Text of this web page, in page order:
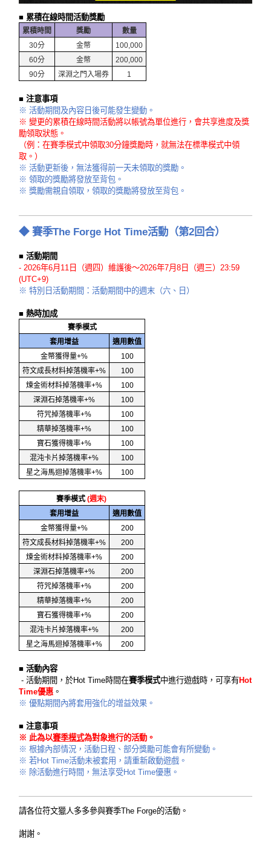
■ 累積在線時間活動獎勵
累積時間 獎勵
數量
30分
金幣
100,000
60分
金幣
200,000
90分
深淵之門入場券 1
■ 注意事項
※ 活動期間及內容日後可能發生變動。
※ 變更的累積在線時間活動將以帳號為單位進行，會共享進度及獎
勵領取狀態。
（例：在賽季模式中領取30分鐘獎勵時，就無法在標準模式中領
取。）
※ 活動更新後，無法獲得前一天未領取的獎勵。
※ 領取的獎勵將發放至背包。
※ 獎勵需親自領取，領取的獎勵將發放至背包。
◆ 賽季The Forge Hot Time活動（第2回合）
■ 活動期間
- 2026年6月11日（週四）維護後～2026年7月8日（週三）23:59
(UTC+9)
※ 特別日活動期間：活動期間中的週末（六、日）
■ 熱時加成
賽季模式
套用增益
適用數值
金幣獲得量+%
100
符文成長材料掉落機率+%
100
煉金術材料掉落機率+%
100
深淵石掉落機率+%
100
符咒掉落機率+%
100
精華掉落機率+%
100
寶石獲得機率+%
100
混沌卡片掉落機率+%
100
星之海馬迴掉落機率+%
100
賽季模式(週末)
套用增益
適用數值
金幣獲得量+%
200
符文成長材料掉落機率+%
200
煉金術材料掉落機率+%
200
深淵石掉落機率+%
200
符咒掉落機率+%
200
精華掉落機率+%
200
寶石獲得機率+%
200
混沌卡片掉落機率+%
200
星之海馬迴掉落機率+%
200
■ 活動內容
- 活動期間，於Hot Time時間在賽季模式中進行遊戲時，可享有Hot
Time優惠 。
※ 優點期間內將套用強化的增益效果。
■ 注意事項
※ 此為以賽季模式為對象進行的活動。
※ 根據內部情況，活動日程、部分獎勵可能會有所變動。
※ 若Hot Time活動未被套用，請重新啟動遊戲。
※ 除活動進行時間，無法享受Hot Time優惠。
請各位符文獵人多多參與賽季The Forge的活動。
謝謝。